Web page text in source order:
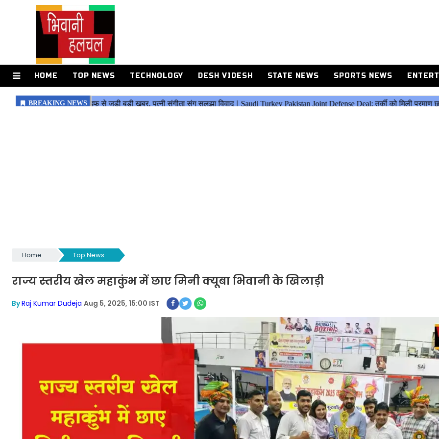
HOME TOP NEWS TECHNOLOGY DESH VIDESH STATE NEWS SPORTS NEWS
Home Top News
राज्य स्तरीय खेल महाकुंभ में छाए मिनी क्यूबा भिवानी के खिलाड़ी
ByRaj Kumar Dudeja Aug 5, 2025, 15:00 IST